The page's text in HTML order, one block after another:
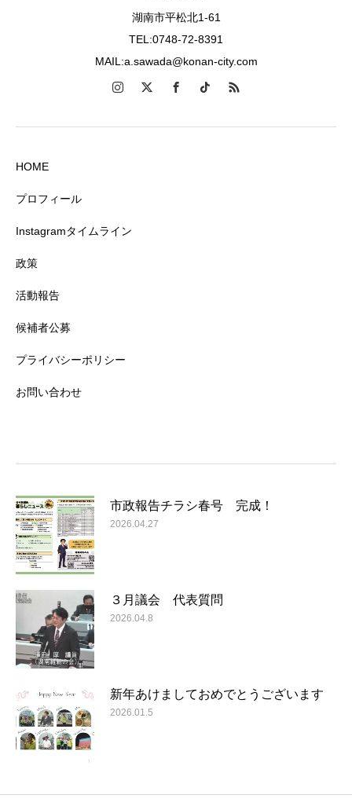
湖南市平松北1-61
TEL:0748-72-8391
MAIL:a.sawada@konan-city.com
HOME
プロフィール
Instagramタイムライン
政策
活動報告
候補者公募
プライバシーポリシー
お問い合わせ
市政報告チラシ春号 完成！
2026.04.27
３月議会 代表質問
2026.04.8
新年あけましておめでとうございます
2026.01.5